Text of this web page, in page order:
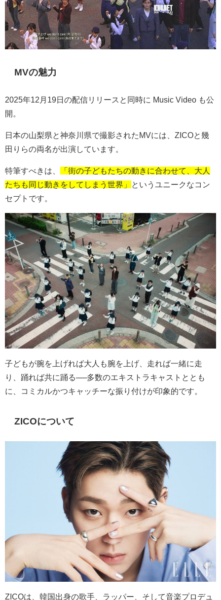
MVの魅力
2025年12 月 19日の配信リリースと同時に Music Video も公
開。
日本の山梨県と神奈川県で撮影されたMVには、 ZICOと幾
田りらの両名が出演しています。
特筆すべきは、
「街の子どもたちの動きに合わせて、大人
たちも同じ動きをしてしまう世界」
というユニークなコン
セプトです。
子どもが腕を上げれば大人も腕を上げ、走れば一緒に走
り、踊れば共に踊る──多数のエキストラキャストととも
に、コミカルかつキャッチーな振り付けが印象的です。
ZICOについて
ZICOは、韓国出身の歌手、ラッパー、そして音楽プロデュ